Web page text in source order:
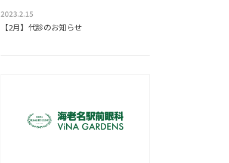
2023.2.15
【2月】代診のお知らせ